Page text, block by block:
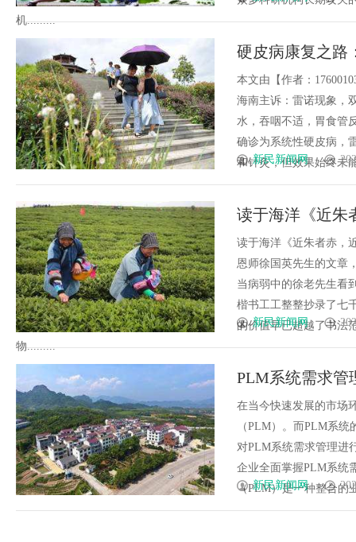
机.........
硬皮病康复之路
本文由【作者：
海南主诉：雷诺现象，
水，吞咽不适，胃食管
确诊为系统性硬皮病，
和针灸，但效果始终未
新民新闻网
读于海洋《近朱
读于海洋《近朱者赤，
恩师徐国英先生的文章
当病弱中的徐老先生看
楷书工工整整抄录了七
的价值早已超越了书法
物.........
新民新闻网
PLM系统需求管
在当今快速发展的市场
（PLM）。而PLM系
对PLM系统需求管理进
企业全面掌握PLM系统
（PLM）是一种整合的
新民新闻网